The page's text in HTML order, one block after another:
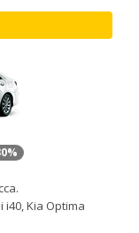
Kia Optima